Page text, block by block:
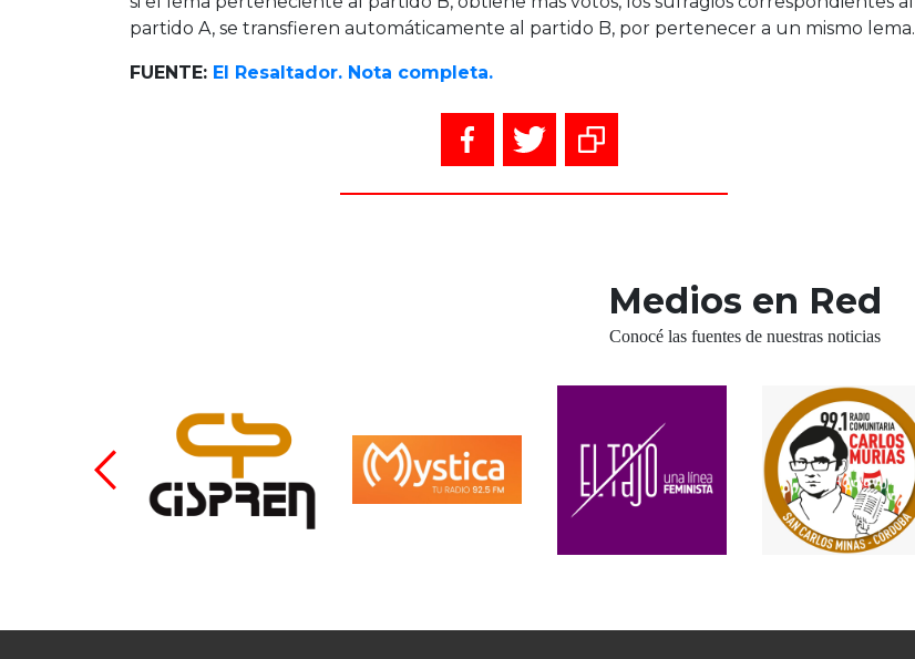
partido A, se transfieren automáticamente al partido B, por pertenecer a un mismo lema.
FUENTE: El Resaltador. Nota completa.
Medios en Red
Conocé las fuentes de nuestras noticias